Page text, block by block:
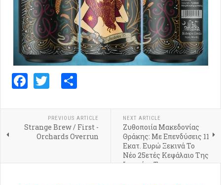
Facebook
Twitter
PREVIOUS ARTICLE
Strange Brew / First -
Orchards Overrun
NEXT ARTICLE
Ζυθοποιία Μακεδονίας
Θράκης: Με Επενδύσεις 11
Εκατ. Ευρώ Ξεκινά Το
Νέο 25ετές Κεφάλαιο Της
Ιστορίας Της